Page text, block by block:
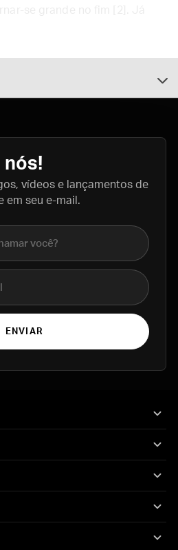
vídeos e lançamentos de
em seu e-mail.
ENVIAR